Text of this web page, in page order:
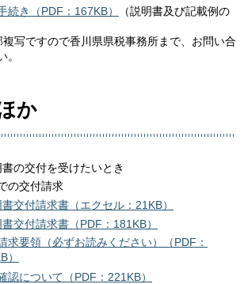
続き（PDF：167KB）
（説明書及び記載例の
写ですので香川県県税事務所まで、お問い合
。
か
の交付を受けたいとき
の交付請求
交付請求書（エクセル：21KB）
交付請求書（PDF：181KB）
求要領（必ずお読みください）（PDF：
）
認について（PDF：221KB）